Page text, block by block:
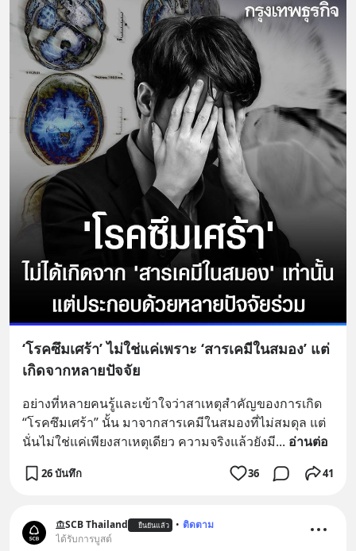
‘โรคซึมเศร้า’ ไม่ใช่แค่เพราะ ‘สารเคมีในสมอง’ แต่
เกิดจากหลายปัจจัย
อย่างที่หลายคนรู้และเข้าใจว่าสาเหตุสำคัญของการเกิด
“โรคซึมเศร้า” นั้น มาจากสารเคมีในสมองที่ไม่สมดุล แต่
นั่นไม่ใช่แค่เพียงสาเหตุเดียว ความจริงแล้วยังมี... อ่านต่อ
26 บันทึก 36 41
SCB Thailand ยืนยันแล้ว • ติดตาม
ได้รับการบูสต์